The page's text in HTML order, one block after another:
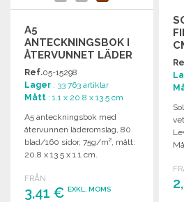
A5
ANTECKNINGSBOK I
ÅTERVUNNET LÄDER
Ref.05-15298
Lager : 33 763 artiklar
Mått : 1.1 x 20.8 x 13.5 cm
A5 anteckningsbok med
återvunnen läderomslag, 80
blad/160 sidor, 75g/m², mått:
20.8 x 13.5 x 1.1 cm.
FRÅN
3,41 € EXKL. MOMS